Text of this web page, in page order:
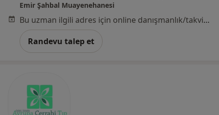
Emir Şahbal Muayenehanesi
Bu uzman ilgili adres için online danışmanlık/takvim sunmuyor.
Randevu talep et